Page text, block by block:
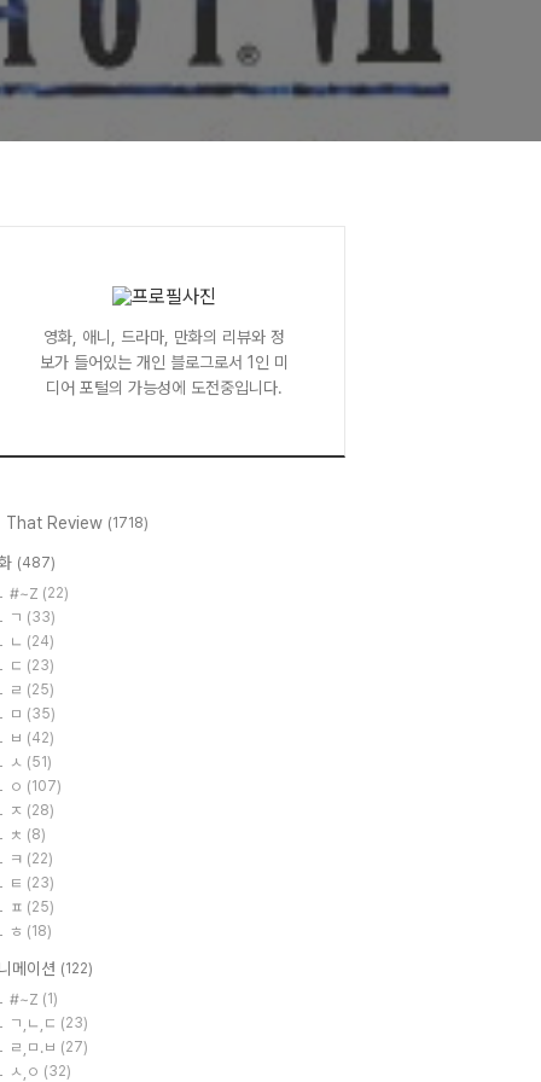
영화, 애니, 드라마, 만화의 리뷰와 정
보가 들어있는 개인 블로그로서 1인 미
디어 포털의 가능성에 도전중입니다.
That Review (1718)
(487)
#~Z (22)
ㄱ (33)
ㄴ (24)
ㄷ (23)
ㄹ (25)
ㅁ (35)
ㅂ (42)
ㅅ (51)
ㅇ (107)
ㅈ (28)
ㅊ (8)
ㅋ (22)
ㅌ (23)
ㅍ (25)
ㅎ (18)
메이션 (122)
#~Z (1)
ㄱ,ㄴ,ㄷ (23)
ㄹ,ㅁ.ㅂ (27)
ㅅ,ㅇ (32)